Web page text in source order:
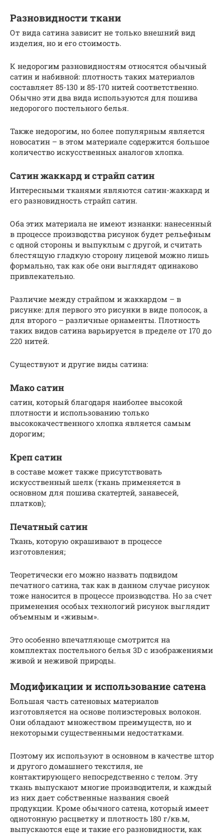
Разновидности ткани
От вида сатина зависит не только внешний вид
изделия, но и его стоимость.
К недорогим разновидностям относятся обычный
сатин и набивной: плотность таких материалов
составляет 85-130 и 85-170 нитей соответственно.
Обычно эти два вида используются для пошива
недорогого постельного белья.
Также недорогим, но более популярным является
новосатин – в этом материале содержится большое
количество искусственных аналогов хлопка.
Сатин жаккард и страйп сатин
Интересными тканями являются сатин-жаккард и
его разновидность страйп сатин.
Оба этих материала не имеют изнанки: нанесенный
в процессе производства рисунок будет рельефным
с одной стороны и выпуклым с другой, и считать
блестящую гладкую сторону лицевой можно лишь
формально, так как обе они выглядят одинаково
привлекательно.
Различие между страйпом и жаккардом – в
рисунке: для первого это рисунки в виде полосок, а
для второго – различные орнаменты. Плотность
таких видов сатина варьируется в пределе от 170 до
220 нитей.
Существуют и другие виды сатина:
Мако сатин
сатин, который благодаря наиболее высокой
плотности и использованию только
высококачественного хлопка является самым
дорогим;
Креп сатин
в составе может также присутствовать
искусственный шелк (ткань применяется в
основном для пошива скатертей, занавесей,
платков);
Печатный сатин
Ткань, которую окрашивают в процессе
изготовления;
Теоретически его можно назвать подвидом
печатного сатина, так как в данном случае рисунок
тоже наносится в процессе производства. Но за счет
применения особых технологий рисунок выглядит
объемным и «живым».
Это особенно впечатляюще смотрится на
комплектах постельного белья 3D с изображениями
живой и неживой природы.
Модификации и использование сатена
Большая часть сатеновых материалов
изготовляется на основе полиэстеровых волокон.
Они обладают множеством преимуществ, но и
некоторыми существенными недостатками.
Поэтому их используют в основном в качестве штор
и другого домашнего текстиля, не
контактирующего непосредственно с телом. Эту
ткань выпускают многие производители, и каждый
из них дает собственные названия своей
продукции. Кроме обычного сатена, который имеет
однотонную расцветку и плотность 180 г/кв.м,
выпускаются еще и такие его разновидности, как